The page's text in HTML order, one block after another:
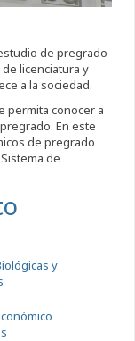
de pregrado
licenciatura y
a la sociedad.
permita conocer a
En este
de pregrado
de
y